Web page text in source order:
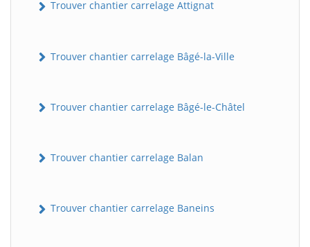
Trouver chantier carrelage Attignat
Trouver chantier carrelage Bâgé-la-Ville
Trouver chantier carrelage Bâgé-le-Châtel
Trouver chantier carrelage Balan
Trouver chantier carrelage Baneins